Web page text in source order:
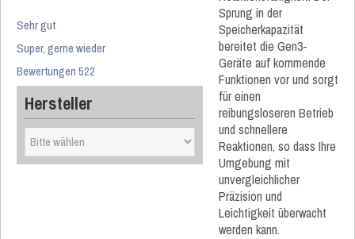
Sehr gut
Super, gerne wieder
Bewertungen 522
Hersteller
Sprung in der
Speicherkapazität
bereitet die Gen3-
Geräte auf kommende
Funktionen vor und sorgt
für einen
reibungsloseren Betrieb
und schnellere
Reaktionen, so dass Ihre
Umgebung mit
unvergleichlicher
Präzision und
Leichtigkeit überwacht
werden kann.